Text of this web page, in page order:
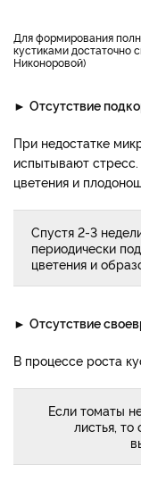
Для формирования полноценного урожая оставляйте между
кустиками достаточно
Никоноровой)
► Отсутствие
При недостатке
испытывают
цветения и
Спустя 2-3
периодически
цветения и
► Отсутствие
В процессе роста
Если томаты
листья, то